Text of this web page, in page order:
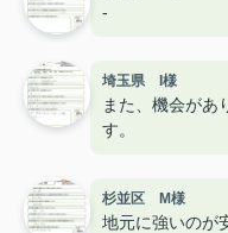
-
埼玉県 I様
また、機会があ
す。
杉並区 M様
地元に強いのが